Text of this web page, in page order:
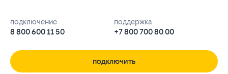
подключение
8 800 600 11 50
поддержка
+7 800 700 80 00
подключить